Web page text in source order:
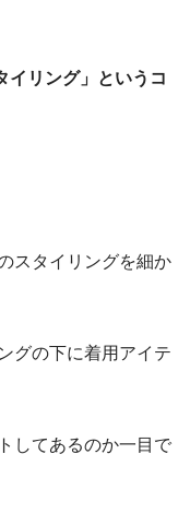
イリング」というコ
スタイリングを細か
グの下に着用アイテ
してあるのか一目で